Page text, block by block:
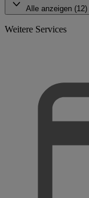
Alle anzeigen (12)
Weitere Services